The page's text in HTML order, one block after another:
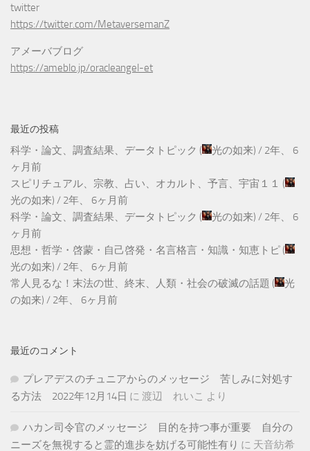
twitter
https://twitter.com/MetaversemanZ
アメーバブログ
https://ameblo.jp/oracleangel-et
最近の投稿
科学・論文、調査結果、データトピック ( 光の如来) / 2年、 6
ヶ月前
スピリチュアル、宗教、占い、オカルト、予言、宇宙１１ (
光の如来) / 2年、 6ヶ月前
科学・論文、調査結果、データトピック ( 光の如来) / 2年、 6
ヶ月前
思想・哲学・啓蒙・自己啓発・名言格言・知識・知恵トピ (
光の如来) / 2年、 6ヶ月前
常人見るな！末法の世、終末、人類・社会の破滅の話題 (
光
の如来) / 2年、 6ヶ月前
最近のコメント
プレアデスのチュニアからのメッセージ 苦しみに対処す
る方法 2022年12月14日 に 渡辺 れいこ より
ハカン司令官のメッセージ 目的を持つ事が重要 自分の
ニーズを無視すると霊的進歩を妨げる可能性有り に 天音紡希